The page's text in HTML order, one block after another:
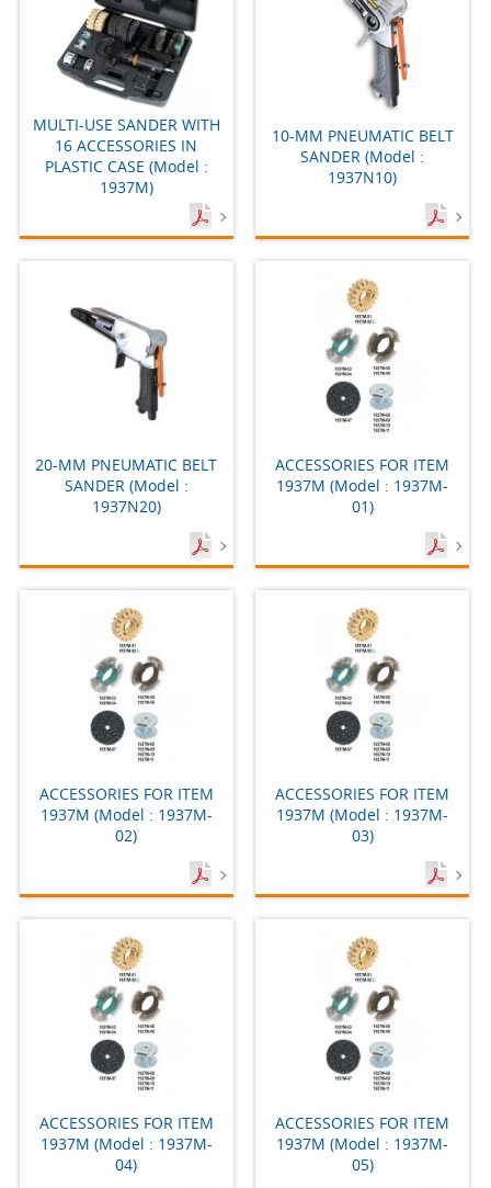
MULTI-USE SANDER WITH
16 ACCESSORIES IN
PLASTIC CASE (Model :
1937M)
10-MM PNEUMATIC BELT
SANDER (Model :
1937N10)
20-MM PNEUMATIC BELT
SANDER (Model :
1937N20)
ACCESSORIES FOR ITEM
1937M (Model : 1937M-
01)
ACCESSORIES FOR ITEM
1937M (Model : 1937M-
02)
ACCESSORIES FOR ITEM
1937M (Model : 1937M-
03)
ACCESSORIES FOR ITEM
1937M (Model : 1937M-
04)
ACCESSORIES FOR ITEM
1937M (Model : 1937M-
05)